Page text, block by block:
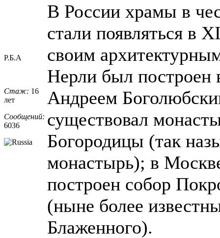
Р.Б.А
Стаж: 16
лет
Сообщений:
6036
В России храмы в
стали появляться в
своим
Нерли был построен
Андреем
существовал
Богородицы (так
монастырь); в
построен собор
(ныне более
Блаженного).